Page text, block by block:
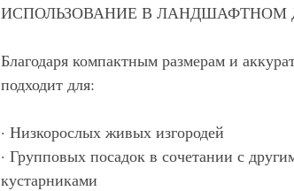
ИСПОЛЬЗОВАНИЕ В ЛАНДШАФТНОМ
Благодаря компактным размерам и
подходит для:
· Низкорослых живых изгородей
· Групповых посадок в сочетании с
кустарниками